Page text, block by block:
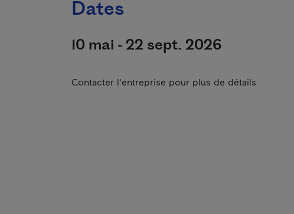
Dates
10 mai - 22 sept. 2026
Contacter l'entreprise pour plus de détails